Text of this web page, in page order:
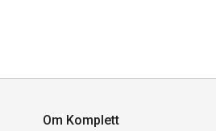
Om Komplett